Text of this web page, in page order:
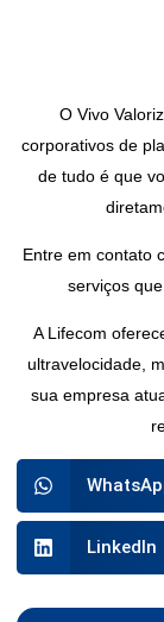
O Vivo
corporativos de
de tudo é que
Entre em contato
serviços
A Lifecom
ultravelocidade,
sua empresa
LinkedIn